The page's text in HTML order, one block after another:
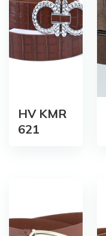
HV KMR
621